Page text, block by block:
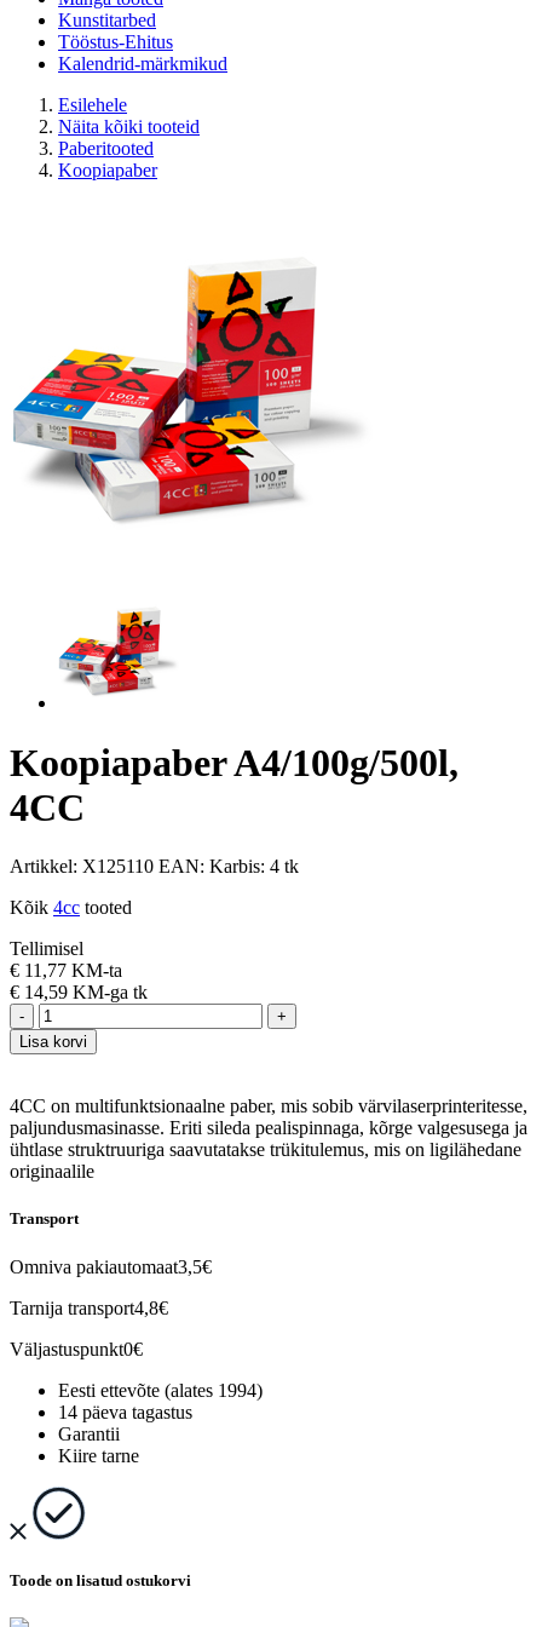
Kunstitarbed
Tööstus-Ehitus
Kalendrid-märkmikud
Esilehele
Näita kõiki tooteid
Paberitooted
Koopiapaber
Koopiapaber A4/100g/500l,
4CC
Artikkel: X125110 EAN: Karbis: 4 tk
Kõik 4cc tooted
Tellimisel
€ 11,77 KM-ta
€ 14,59 KM-ga tk
-
+
Lisa korvi
4CC on multifunktsionaalne paber, mis sobib värvilaserprinteritesse,
paljundusmasinasse. Eriti sileda pealispinnaga, kõrge valgesusega ja
ühtlase struktruuriga saavutatakse trükitulemus, mis on ligilähedane
originaalile
Transport
Omniva pakiautomaat3,5€
Tarnija transport4,8€
Väljastuspunkt0€
Eesti ettevõte (alates 1994)
14 päeva tagastus
Garantii
Kiire tarne
Toode on lisatud ostukorvi